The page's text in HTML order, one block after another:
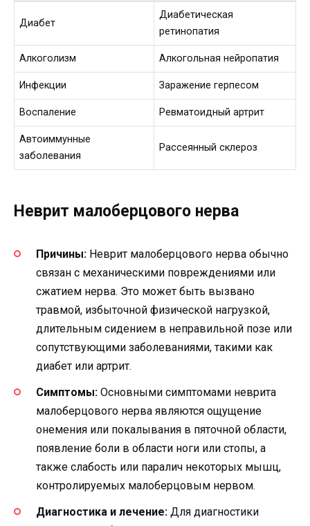
Диабет
Диабетическая
ретинопатия
Алкоголизм Алкогольная нейропатия
Инфекции Заражение герпесом
Воспаление Ревматоидный артрит
Автоиммунные
заболевания
Рассеянный склероз
Неврит малоберцового нерва
Причины: Неврит малоберцового нерва обычно
связан с механическими повреждениями или
сжатием нерва. Это может быть вызвано
травмой, избыточной физической нагрузкой,
длительным сидением в неправильной позе или
сопутствующими заболеваниями, такими как
диабет или артрит.
Симптомы: Основными симптомами неврита
малоберцового нерва являются ощущение
онемения или покалывания в пяточной области,
появление боли в области ноги или стопы, а
также слабость или паралич некоторых мышц,
контролируемых малоберцовым нервом.
Диагностика и лечение: Для диагностики